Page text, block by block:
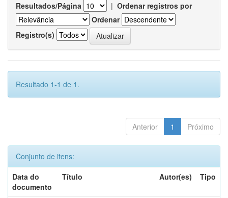
Resultados/Página | Ordenar registros por
Ordenar
Registro(s)
Resultado 1-1 de 1.
Anterior 1 Próximo
Conjunto de itens:
Data do
documento
Título Autor(es) Tipo